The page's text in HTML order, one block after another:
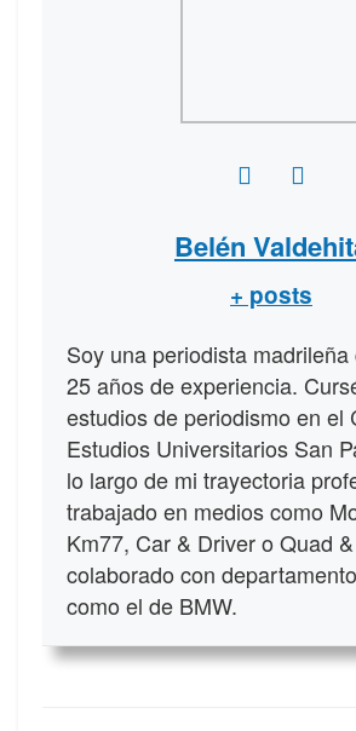
Belén
+ posts
Soy una periodista
25 años de experiencia.
estudios de periodismo en el
Estudios Universitarios San
lo largo de mi trayectoria
trabajado en medios como
Km77, Car & Driver o Quad
colaborado con
como el de BMW.